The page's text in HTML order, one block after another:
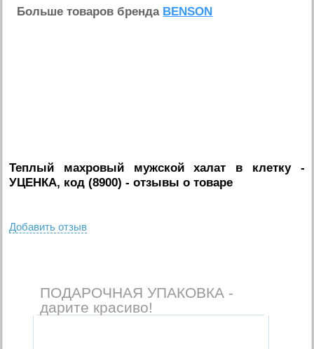
Больше товаров бренда BENSON
Теплый махровый мужской халат в клетку -
УЦЕНКА, код (8900) - отзывы о товаре
Добавить отзыв
ПОДАРОЧНАЯ УПАКОВКА -
дарите красиво!